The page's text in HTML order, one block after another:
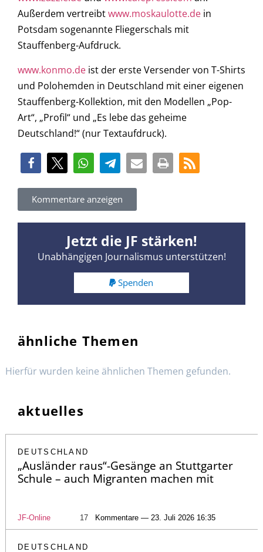
Außerdem vertreibtwww.moskaulotte.de in
Potsdam sogenannte Fliegerschals mit
Stauffenberg-Aufdruck.
www.konmo.de ist der erste Versender von T-Shirts
und Polohemden in Deutschland mit einer eigenen
Stauffenberg-Kollektion, mit den Modellen „Pop-
Art“, „Profil“ und „Es lebe das geheime
Deutschland!“ (nur Textaufdruck).
Kommentare anzeigen
Jetzt die JF stärken!
Unabhängigen Journalismus unterstützen!
Spenden
ähnliche Themen
Hierfür wurden keine ähnlichen Themen gefunden.
aktuelles
DEUTSCHLAND
„Ausländer raus“-Gesänge an Stuttgarter
Schule – auch Migranten machen mit
JF-Online 17 Kommentare — 23. Juli 2026 16:35
DEUTSCHLAND